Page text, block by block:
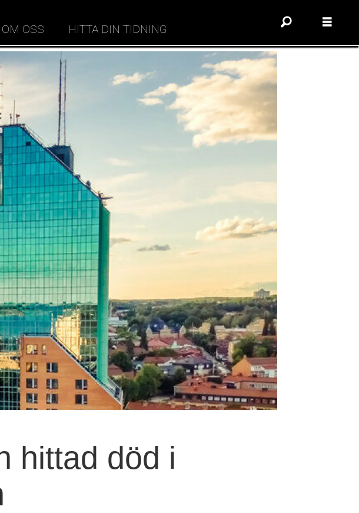
OM OSS HITTA DIN TIDNING
hittad död i